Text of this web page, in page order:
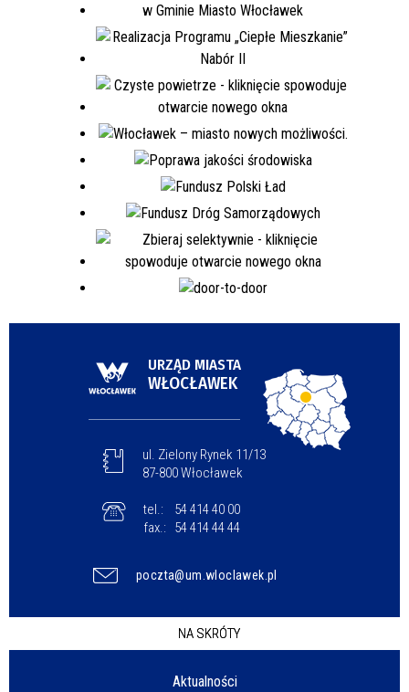
URZĄD MIASTA
WŁOCŁAWEK
ul. Zielony Rynek 11/13
87-800 Włocławek
tel.:
54 414 40 00
fax.:
54 414 44 44
poczta@um.wloclawek.pl
NA SKRÓTY
Aktualności